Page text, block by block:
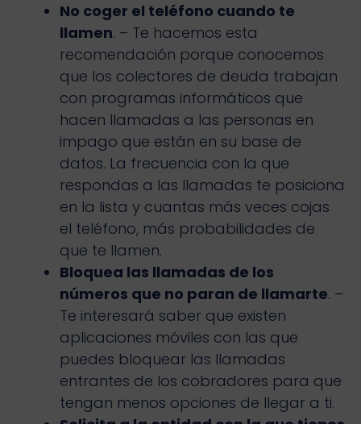
No coger el teléfono cuando te
llamen. – Te hacemos esta
recomendación porque conocemos
que los colectores de deuda trabajan
con programas informáticos que
hacen llamadas a las personas en
impago que están en su base de
datos. La frecuencia con la que
respondas a las llamadas te posiciona
en la lista y cuantas más veces cojas
el teléfono, más probabilidades de
que te llamen.
Bloquea las llamadas de los
números que no paran de llamarte. –
Te interesará saber que existen
aplicaciones móviles con las que
puedes bloquear las llamadas
entrantes de los cobradores para que
tengan menos opciones de llegar a ti.